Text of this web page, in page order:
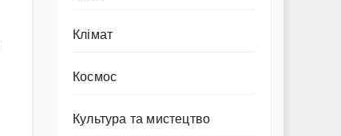
Клімат
Космос
Культура та мистецтво